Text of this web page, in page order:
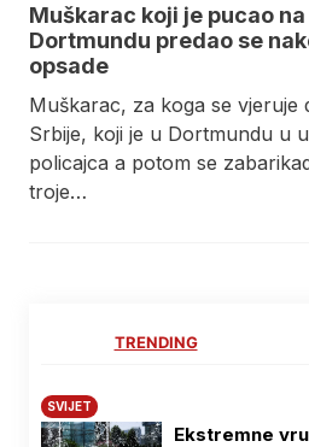
Muškarac koji je pucao
Dortmundu predao se
opsade
Muškarac, za koga se vjeruje
Srbije, koji je u Dortmundu u
policajca a potom se
troje…
TRENDING
SVIJET
Ekstremne